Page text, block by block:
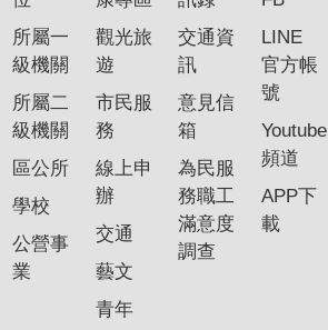
專
區
網
站
導
回
首
所屬一
級機關
所屬二
級機關
區公所
學校
公營事
業
觀光旅
遊
市民服
務
線上申
辦
交通
藝文
青年
交通資
訊
意見信
箱
為民服
務職工
滿意度
調查
LINE
官方帳
號
Youtube
頻道
APP下
載